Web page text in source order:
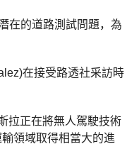
在的道路測試問題，為
在接受路透社采訪時
拉正在將無人駕駛技術
領域取得相當大的進